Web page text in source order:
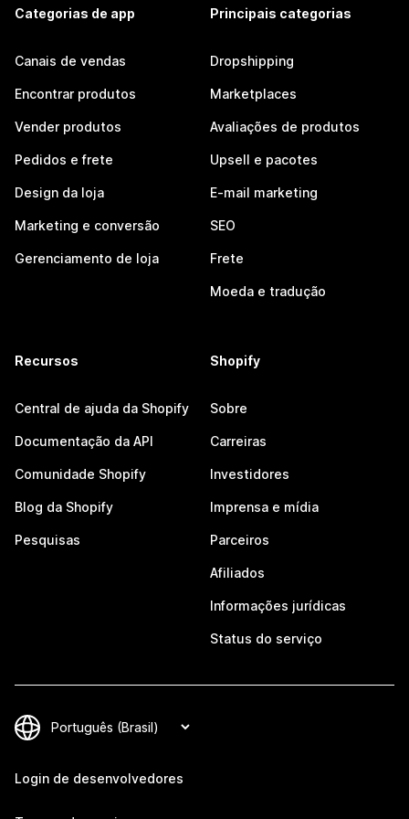
Categorias de app
Canais de vendas
Encontrar produtos
Vender produtos
Pedidos e frete
Design da loja
Marketing e conversão
Gerenciamento de loja
Principais categorias
Dropshipping
Marketplaces
Avaliações de produtos
Upsell e pacotes
E-mail marketing
SEO
Frete
Moeda e tradução
Recursos
Central de ajuda da Shopify
Documentação da API
Comunidade Shopify
Blog da Shopify
Pesquisas
Shopify
Sobre
Carreiras
Investidores
Imprensa e mídia
Parceiros
Afiliados
Informações jurídicas
Status do serviço
Login de desenvolvedores